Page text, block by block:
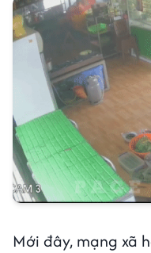
Mới đây, mạng xã